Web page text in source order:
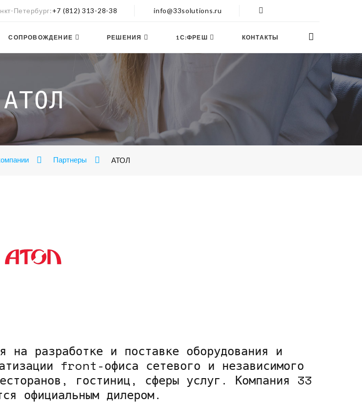
Петербург +7 (812) 313-28-38 info@33solutions.ru
СОПРОВОЖДЕНИЕ РЕШЕНИЯ 1С:ФРЕШ КОНТАКТЫ
АТОЛ
Партнеры АТОЛ
на разработке и поставке оборудования и
front-офиса сетевого и независимого
гостиниц, сферы услуг. Компания 33
официальным дилером.